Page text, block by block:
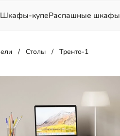
Шкафы-купеРаспашные шкафы
Для гостиной Для спальни
Столы Тренто-1